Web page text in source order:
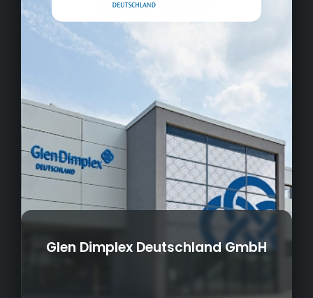
Glen Dimplex Deutschland GmbH